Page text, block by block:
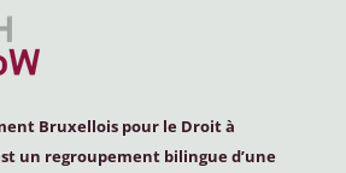
Bruxellois pour le Droit à
un regroupement bilingue d’une